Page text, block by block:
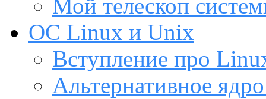
Мой телескоп
ОС Linux и Unix
Вступление про
Альтернативное